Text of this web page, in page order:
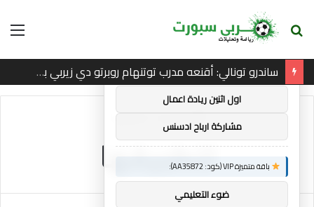
بحث
ساندرو تونالي: أقنعه مدرب توتنهام روبرتو دي زيربي بسرعة بالتوقيع
لتطبيقها
لتطبيقها
توصيات :
باقة متميزة VIP (كود: AA38045):
اول اثنين ريادة اعمال
مشاركة ارباح ادسنس
باقة متميزة VIP (كود: AA35872):
ضوء التعليمي